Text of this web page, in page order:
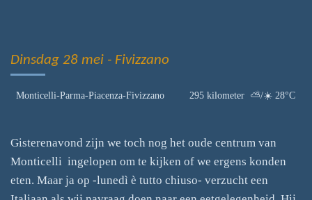
Dinsdag 28 mei - Fivizzano
Monticelli-Parma-Piacenza-Fivizzano 295 kilometer ⛅/☀️ 28°C
Gisterenavond zijn we toch nog het oude centrum van
Monticelli ingelopen om te kijken of we ergens konden
eten. Maar ja op -lunedì è tutto chiuso- verzucht een